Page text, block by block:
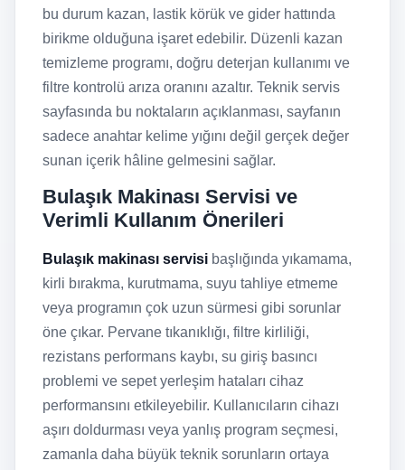
bu durum kazan, lastik körük ve gider hattında
birikme olduğuna işaret edebilir. Düzenli kazan
temizleme programı, doğru deterjan kullanımı ve
filtre kontrolü arıza oranını azaltır. Teknik servis
sayfasında bu noktaların açıklanması, sayfanın
sadece anahtar kelime yığını değil gerçek değer
sunan içerik hâline gelmesini sağlar.
Bulaşık Makinası Servisi ve
Verimli Kullanım Önerileri
Bulaşık makinası servisi başlığında yıkamama,
kirli bırakma, kurutmama, suyu tahliye etmeme
veya programın çok uzun sürmesi gibi sorunlar
öne çıkar. Pervane tıkanıklığı, filtre kirliliği,
rezistans performans kaybı, su giriş basıncı
problemi ve sepet yerleşim hataları cihaz
performansını etkileyebilir. Kullanıcıların cihazı
aşırı doldurması veya yanlış program seçmesi,
zamanla daha büyük teknik sorunların ortaya